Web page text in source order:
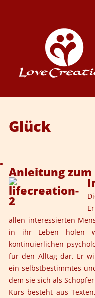
Glück
Anleitung
allen interessierten
in ihr Leben holen
kontinuierlichen
für den Alltag dar. Er
ein selbstbestimmtes
dem sie sich als
Kurs besteht aus